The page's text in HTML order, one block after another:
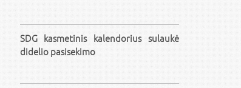
SDG kasmetinis kalendorius sulaukė
didelio pasisekimo